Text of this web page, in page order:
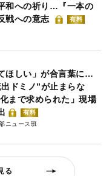
和への祈り…『一本の
戦への意志
有料
ほしい」が合言葉に…
ドミノ”が止まらな
で求められた」現場
有料
ニュース班
る